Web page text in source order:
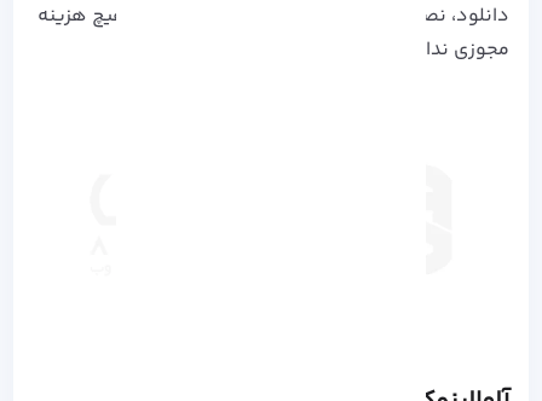
دانلود، نصب و استفاده از آن نیز رایگان است و هیچ هزینه
مجوزی ندارد.